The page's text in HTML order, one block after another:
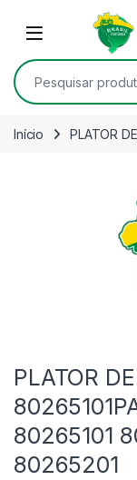
Skip to navigation
Open
Pesquisar por:
Início PLATOR
PLATOR
80265101
80265201